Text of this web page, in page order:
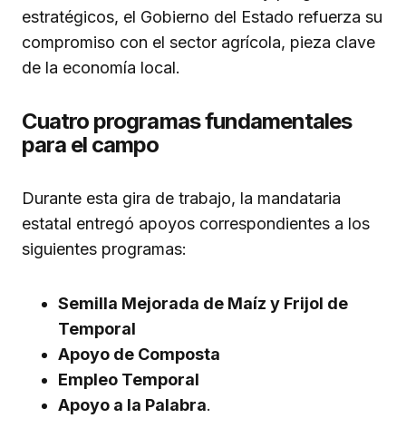
estratégicos, el Gobierno del Estado refuerza su
compromiso con el sector agrícola, pieza clave
de la economía local.
Cuatro programas fundamentales
para el campo
Durante esta gira de trabajo, la mandataria
estatal entregó apoyos correspondientes a los
siguientes programas:
Semilla Mejorada de Maíz y Frijol de
Temporal
Apoyo de Composta
Empleo Temporal
Apoyo a la Palabra.